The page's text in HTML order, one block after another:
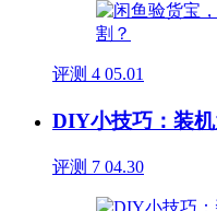
评测 4 05.01
DIY小技巧：装
评测 7 04.30